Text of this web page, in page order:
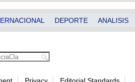
DEPORTE ANALISIS